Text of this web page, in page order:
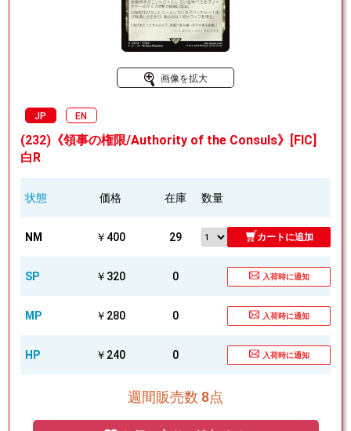
画像を拡大
JP EN
(232)《領事の権限/Authority of the Consuls》[FIC]
白R
状態 価格 在庫 数量
NM ￥400 29 カートに追加
SP ￥320 0 入荷時に通知
MP ￥280 0 入荷時に通知
HP ￥240 0 入荷時に通知
週間販売数 8点